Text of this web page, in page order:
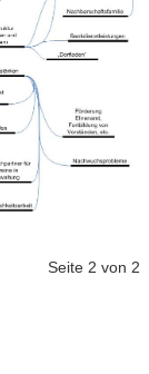
Seite 2 von 2